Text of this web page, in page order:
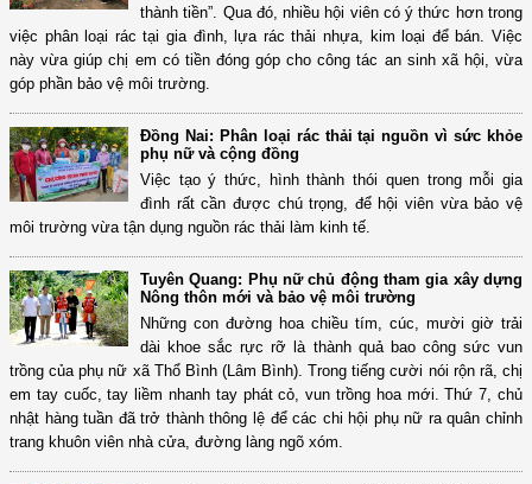
thành tiền”. Qua đó, nhiều hội viên có ý thức hơn trong
việc phân loại rác tại gia đình, lựa rác thải nhựa, kim loại để bán. Việc
này vừa giúp chị em có tiền đóng góp cho công tác an sinh xã hội, vừa
góp phần bảo vệ môi trường.
Đồng Nai: Phân loại rác thải tại nguồn vì sức khỏe
phụ nữ và cộng đồng
Việc tạo ý thức, hình thành thói quen trong mỗi gia
đình rất cần được chú trọng, để hội viên vừa bảo vệ
môi trường vừa tận dụng nguồn rác thải làm kinh tế.
Tuyên Quang: Phụ nữ chủ động tham gia xây dựng
Nông thôn mới và bảo vệ môi trường
Những con đường hoa chiều tím, cúc, mười giờ trải
dài khoe sắc rực rỡ là thành quả bao công sức vun
trồng của phụ nữ xã Thổ Bình (Lâm Bình). Trong tiếng cười nói rộn rã, chị
em tay cuốc, tay liềm nhanh tay phát cỏ, vun trồng hoa mới. Thứ 7, chủ
nhật hàng tuần đã trở thành thông lệ để các chi hội phụ nữ ra quân chỉnh
trang khuôn viên nhà cửa, đường làng ngõ xóm.